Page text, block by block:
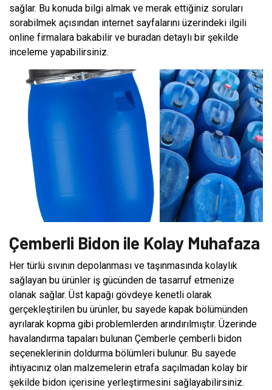
sağlar. Bu konuda bilgi almak ve merak ettiğiniz soruları
sorabilmek açısından internet sayfalarını üzerindeki ilgili
online firmalara bakabilir ve buradan detaylı bir şekilde
inceleme yapabilirsiniz.
Çemberli Bidon ile Kolay Muhafaza
Her türlü sıvının depolanması ve taşınmasında kolaylık
sağlayan bu ürünler iş gücünden de tasarruf etmenize
olanak sağlar. Üst kapağı gövdeye kenetli olarak
gerçekleştirilen bu ürünler, bu sayede kapak bölümünden
ayrılarak kopma gibi problemlerden arındırılmıştır. Üzerinde
havalandırma tapaları bulunan Çemberle çemberli bidon
seçeneklerinin doldurma bölümleri bulunur. Bu sayede
ihtiyacınız olan malzemelerin etrafa saçılmadan kolay bir
şekilde bidon içerisine yerleştirmesini sağlayabilirsiniz.